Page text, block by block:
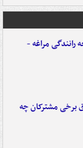
رانندگی مراغه -
برخی مشترکان چه